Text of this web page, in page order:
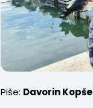
Piše: Davorin Kopše